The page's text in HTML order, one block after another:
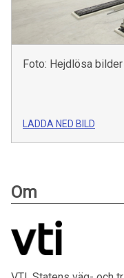
Foto: Hejdlösa
LADDA NED BILD
Om